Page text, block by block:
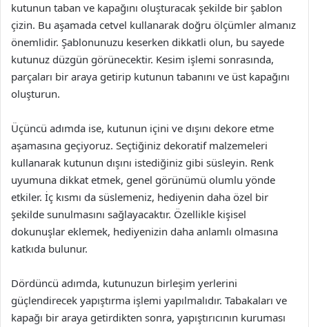
kutunun taban ve kapağını oluşturacak şekilde bir şablon
çizin. Bu aşamada cetvel kullanarak doğru ölçümler almanız
önemlidir. Şablonunuzu keserken dikkatli olun, bu sayede
kutunuz düzgün görünecektir. Kesim işlemi sonrasında,
parçaları bir araya getirip kutunun tabanını ve üst kapağını
oluşturun.
Üçüncü adımda ise, kutunun içini ve dışını dekore etme
aşamasına geçiyoruz. Seçtiğiniz dekoratif malzemeleri
kullanarak kutunun dışını istediğiniz gibi süsleyin. Renk
uyumuna dikkat etmek, genel görünümü olumlu yönde
etkiler. İç kısmı da süslemeniz, hediyenin daha özel bir
şekilde sunulmasını sağlayacaktır. Özellikle kişisel
dokunuşlar eklemek, hediyenizin daha anlamlı olmasına
katkıda bulunur.
Dördüncü adımda, kutunuzun birleşim yerlerini
güçlendirecek yapıştırma işlemi yapılmalıdır. Tabakaları ve
kapağı bir araya getirdikten sonra, yapıştırıcının kuruması